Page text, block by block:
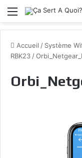
Menu
Accueil / Système
RBK23 /